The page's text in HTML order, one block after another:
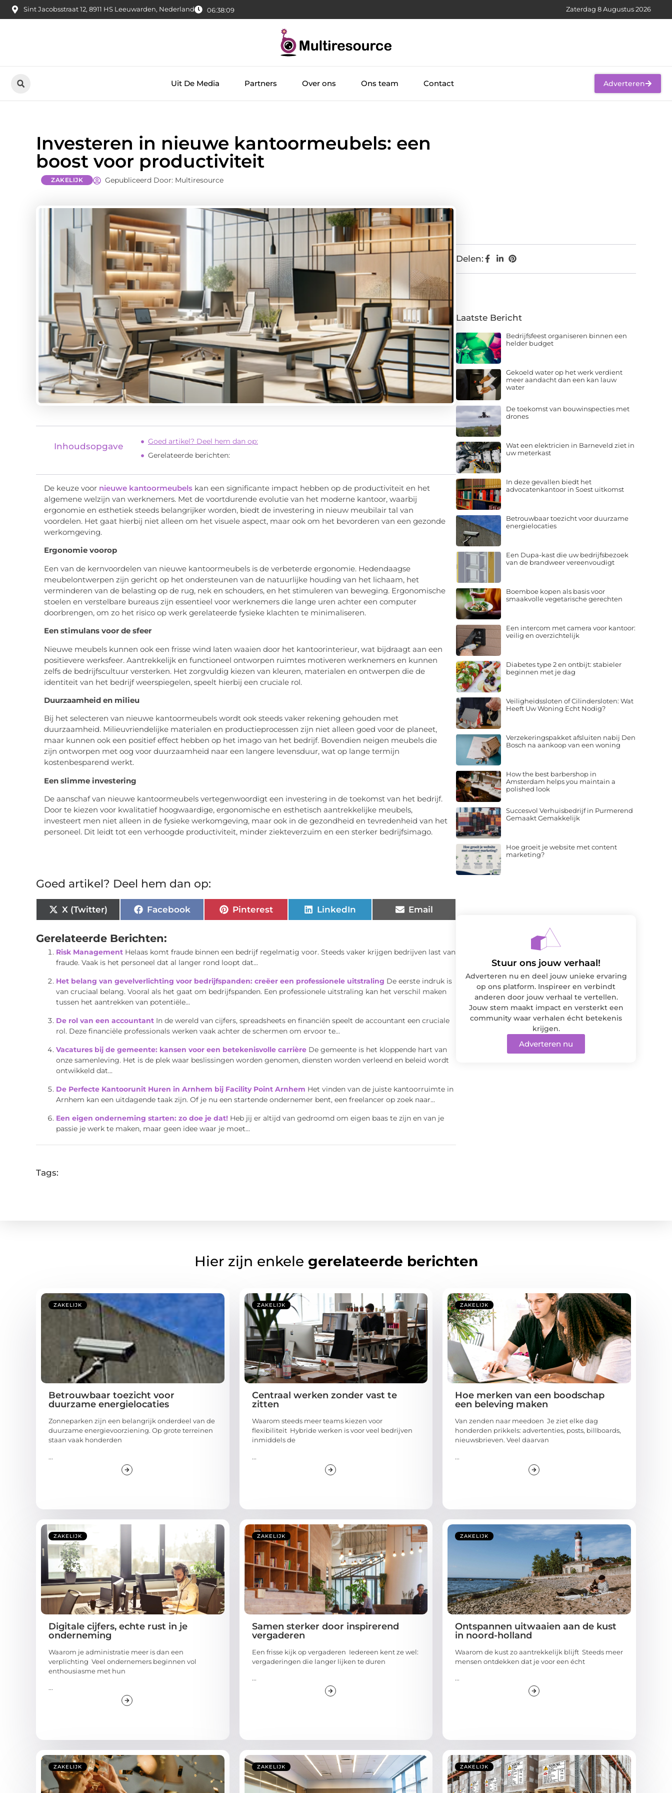
Sint Jacobsstraat 12, 8911 HS Leeuwarden, Nederland 06:38:11 Zaterdag 8 Augustus 2026
Uit De Media Partners Over ons Ons team Contact Adverteren
Investeren in nieuwe kantoormeubels: een
boost voor productiviteit
ZAKELIJK Gepubliceerd Door: Multiresource
Inhoudsopgave
Goed artikel? Deel hem dan op:
Gerelateerde berichten:
De keuze voor nieuwe kantoormeubels kan een significante impact hebben op de productiviteit en het
algemene welzijn van werknemers. Met de voortdurende evolutie van het moderne kantoor, waarbij
ergonomie en esthetiek steeds belangrijker worden, biedt de investering in nieuw meubilair tal van
voordelen. Het gaat hierbij niet alleen om het visuele aspect, maar ook om het bevorderen van een gezonde
werkomgeving.
Ergonomie voorop
Een van de kernvoordelen van nieuwe kantoormeubels is de verbeterde ergonomie. Hedendaagse
meubelontwerpen zijn gericht op het ondersteunen van de natuurlijke houding van het lichaam, het
verminderen van de belasting op de rug, nek en schouders, en het stimuleren van beweging. Ergonomische
stoelen en verstelbare bureaus zijn essentieel voor werknemers die lange uren achter een computer
doorbrengen, om zo het risico op werk gerelateerde fysieke klachten te minimaliseren.
Een stimulans voor de sfeer
Nieuwe meubels kunnen ook een frisse wind laten waaien door het kantoorinterieur, wat bijdraagt aan een
positievere werksfeer. Aantrekkelijk en functioneel ontworpen ruimtes motiveren werknemers en kunnen
zelfs de bedrijfscultuur versterken. Het zorgvuldig kiezen van kleuren, materialen en ontwerpen die de
identiteit van het bedrijf weerspiegelen, speelt hierbij een cruciale rol.
Duurzaamheid en milieu
Bij het selecteren van nieuwe kantoormeubels wordt ook steeds vaker rekening gehouden met
duurzaamheid. Milieuvriendelijke materialen en productieprocessen zijn niet alleen goed voor de planeet,
maar kunnen ook een positief effect hebben op het imago van het bedrijf. Bovendien neigen meubels die
zijn ontworpen met oog voor duurzaamheid naar een langere levensduur, wat op lange termijn
kostenbesparend werkt.
Een slimme investering
De aanschaf van nieuwe kantoormeubels vertegenwoordigt een investering in de toekomst van het bedrijf.
Door te kiezen voor kwalitatief hoogwaardige, ergonomische en esthetisch aantrekkelijke meubels,
investeert men niet alleen in de fysieke werkomgeving, maar ook in de gezondheid en tevredenheid van het
personeel. Dit leidt tot een verhoogde productiviteit, minder ziekteverzuim en een sterker bedrijfsimago.
Goed artikel? Deel hem dan op:
X (Twitter) Facebook Pinterest LinkedIn Email
Gerelateerde Berichten:
Risk Management Helaas komt fraude binnen een bedrijf regelmatig voor. Steeds vaker krijgen bedrijven last van
fraude. Vaak is het personeel dat al langer rond loopt dat...
Het belang van gevelverlichting voor bedrijfspanden: creëer een professionele uitstraling De eerste indruk is
van cruciaal belang. Vooral als het gaat om bedrijfspanden. Een professionele uitstraling kan het verschil maken
tussen het aantrekken van potentiële...
De rol van een accountant In de wereld van cijfers, spreadsheets en financiën speelt de accountant een cruciale
rol. Deze financiële professionals werken vaak achter de schermen om ervoor te...
Vacatures bij de gemeente: kansen voor een betekenisvolle carrière De gemeente is het kloppende hart van
onze samenleving. Het is de plek waar beslissingen worden genomen, diensten worden verleend en beleid wordt
ontwikkeld dat...
De Perfecte Kantoorunit Huren in Arnhem bij Facility Point Arnhem Het vinden van de juiste kantoorruimte in
Arnhem kan een uitdagende taak zijn. Of je nu een startende ondernemer bent, een freelancer op zoek naar...
Een eigen onderneming starten: zo doe je dat! Heb jij er altijd van gedroomd om eigen baas te zijn en van je
passie je werk te maken, maar geen idee waar je moet...
Tags:
Delen:
Laatste Bericht
Bedrijfsfeest organiseren binnen een
helder budget
Gekoeld water op het werk verdient
meer aandacht dan een kan lauw
water
De toekomst van bouwinspecties met
drones
Wat een elektricien in Barneveld ziet in
uw meterkast
In deze gevallen biedt het
advocatenkantoor in Soest uitkomst
Betrouwbaar toezicht voor duurzame
energielocaties
Een Dupa-kast die uw bedrijfsbezoek
van de brandweer vereenvoudigt
Boemboe kopen als basis voor
smaakvolle vegetarische gerechten
Een intercom met camera voor kantoor:
veilig en overzichtelijk
Diabetes type 2 en ontbijt: stabieler
beginnen met je dag
Veiligheidssloten of Cilindersloten: Wat
Heeft Uw Woning Echt Nodig?
Verzekeringspakket afsluiten nabij Den
Bosch na aankoop van een woning
How the best barbershop in
Amsterdam helps you maintain a
polished look
Succesvol Verhuisbedrijf in Purmerend
Gemaakt Gemakkelijk
Hoe groeit je website met content
marketing?
Stuur ons jouw verhaal!
Adverteren nu en deel jouw unieke ervaring
op ons platform. Inspireer en verbindt
anderen door jouw verhaal te vertellen.
Jouw stem maakt impact en versterkt een
community waar verhalen écht betekenis
krijgen.
Adverteren nu
Hier zijn enkele gerelateerde berichten
ZAKELIJK
Betrouwbaar toezicht voor
duurzame energielocaties
Zonneparken zijn een belangrijk onderdeel van de
duurzame energievoorziening. Op grote terreinen
staan vaak honderden
...
ZAKELIJK
Centraal werken zonder vast te
zitten
Waarom steeds meer teams kiezen voor
flexibiliteit Hybride werken is voor veel bedrijven
inmiddels de
...
ZAKELIJK
Hoe merken van een boodschap
een beleving maken
Van zenden naar meedoen Je ziet elke dag
honderden prikkels: advertenties, posts, billboards,
nieuwsbrieven. Veel daarvan
...
ZAKELIJK
Digitale cijfers, echte rust in je
onderneming
Waarom je administratie meer is dan een
verplichting Veel ondernemers beginnen vol
enthousiasme met hun
...
ZAKELIJK
Samen sterker door inspirerend
vergaderen
Een frisse kijk op vergaderen Iedereen kent ze wel:
vergaderingen die langer lijken te duren
...
ZAKELIJK
Ontspannen uitwaaien aan de kust
in noord-holland
Waarom de kust zo aantrekkelijk blijft Steeds meer
mensen ontdekken dat je voor een écht
...
ZAKELIJK ZAKELIJK ZAKELIJK